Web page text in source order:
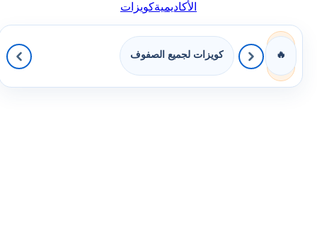
الأكاديميةكويزات
🔥 كويزات لجميع الصفوف